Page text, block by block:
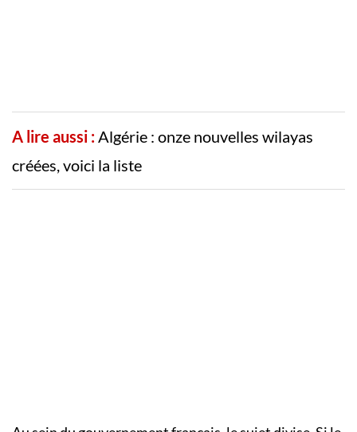
A lire aussi :Algérie : onze nouvelles wilayas
créées, voici la liste